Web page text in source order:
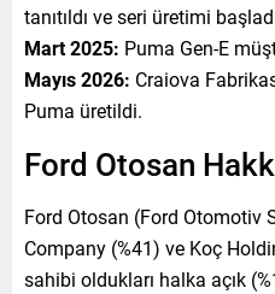
tanıtıldı ve seri üretimi
Mart 2025: Puma Gen-E
Mayıs 2026: Craiova
Puma üretildi.
Ford Otosan
Ford Otosan (Ford Otomotiv
Company (%41) ve Koç
sahibi oldukları halka açık